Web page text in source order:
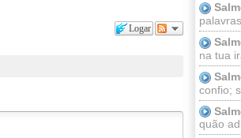
na tua
confio;
quão
Logar